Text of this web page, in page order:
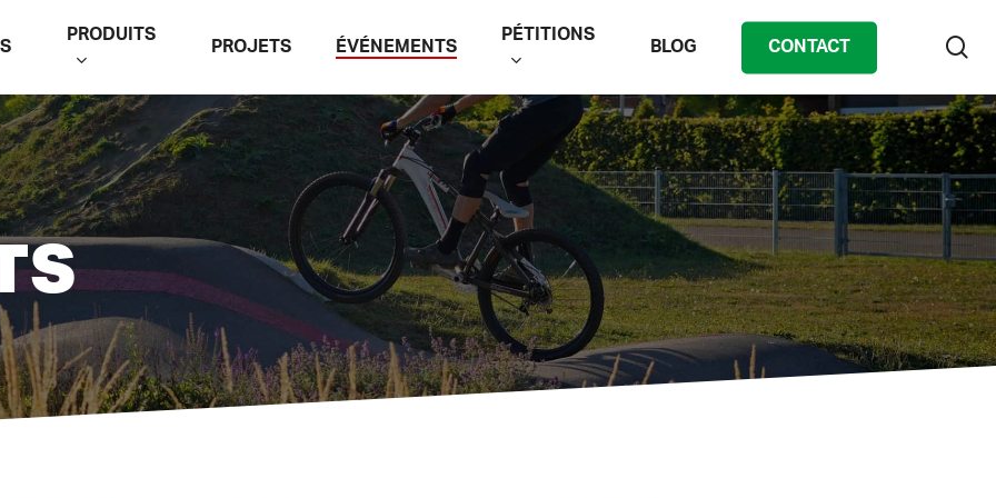
ESC
PRODUITS
PROJETS ÉVÉNEMENTS
PÉTITIONS
BLOG CONTACT